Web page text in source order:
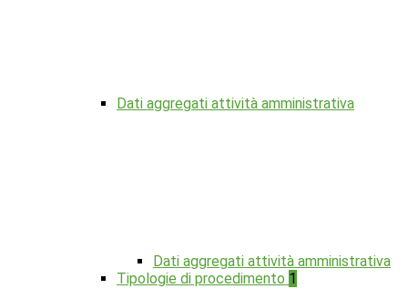
Dati aggregati attività amministrativa
Dati aggregati attività amministrativa
Tipologie di procedimento 1